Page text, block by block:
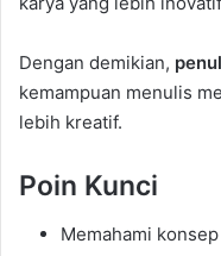
Dengan demikian,
kemampuan menulis
lebih kreatif.
Poin Kunci
Memahami